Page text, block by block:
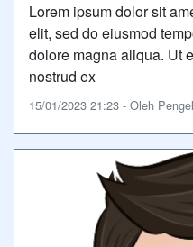
Lorem ipsum dolor sit
elit, sed do eiusmod
dolore magna aliqua. Ut
nostrud ex
15/01/2023 21:23 - Oleh